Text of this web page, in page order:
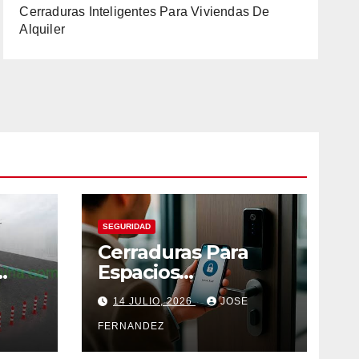
Cerraduras Inteligentes Para Viviendas De
Alquiler
SEGURIDAD
Cerraduras Para
Espacios
Compartidos
Inteligentes
14 JULIO, 2026 JOSE
FERNANDEZ